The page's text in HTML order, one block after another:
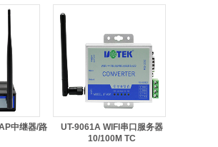
中继器/路
UT-9061A WIFI串口服务器
10/100M TC